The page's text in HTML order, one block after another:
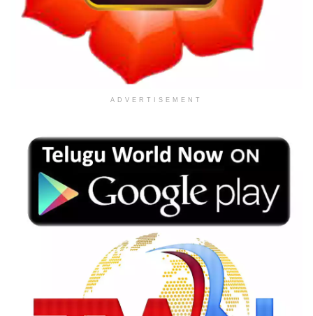
ADVERTISEMENT